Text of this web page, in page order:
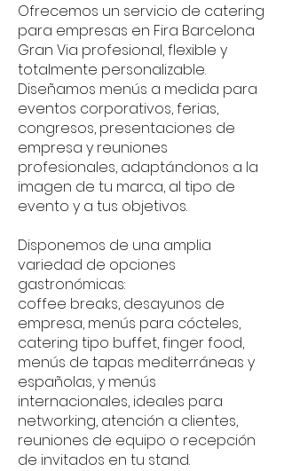
Ofrecemos un servicio de catering
para empresas en Fira Barcelona
Gran Via profesional, flexible y
totalmente personalizable.
Diseñamos menús a medida para
eventos corporativos, ferias,
congresos, presentaciones de
empresa y reuniones
profesionales, adaptándonos a la
imagen de tu marca, al tipo de
evento y a tus objetivos.
Disponemos de una amplia
variedad de opciones
gastronómicas:
coffee breaks, desayunos de
empresa, menús para cócteles,
catering tipo buffet, finger food,
menús de tapas mediterráneas y
españolas, y menús
internacionales, ideales para
networking, atención a clientes,
reuniones de equipo o recepción
de invitados en tu stand.